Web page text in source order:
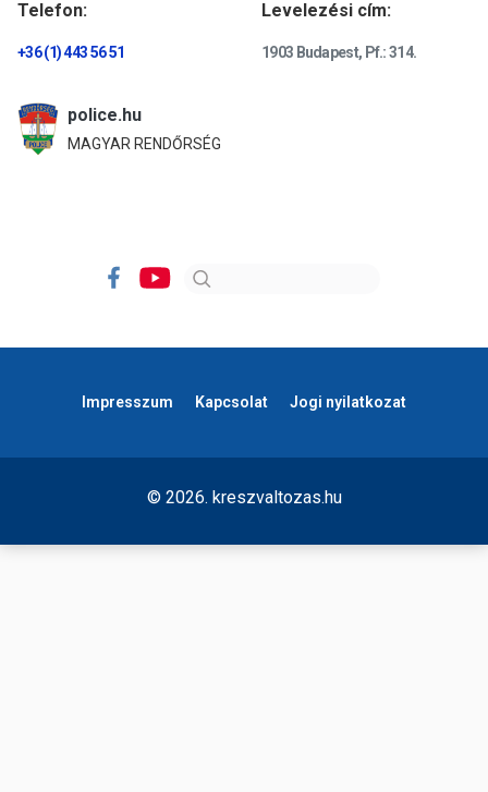
Telefon:
+36 (1) 443 56 51
Levelezési cím:
1903 Budapest, Pf.: 314.
police.hu
MAGYAR RENDŐRSÉG
Impresszum Kapcsolat Jogi nyilatkozat
© 2026. kreszvaltozas.hu